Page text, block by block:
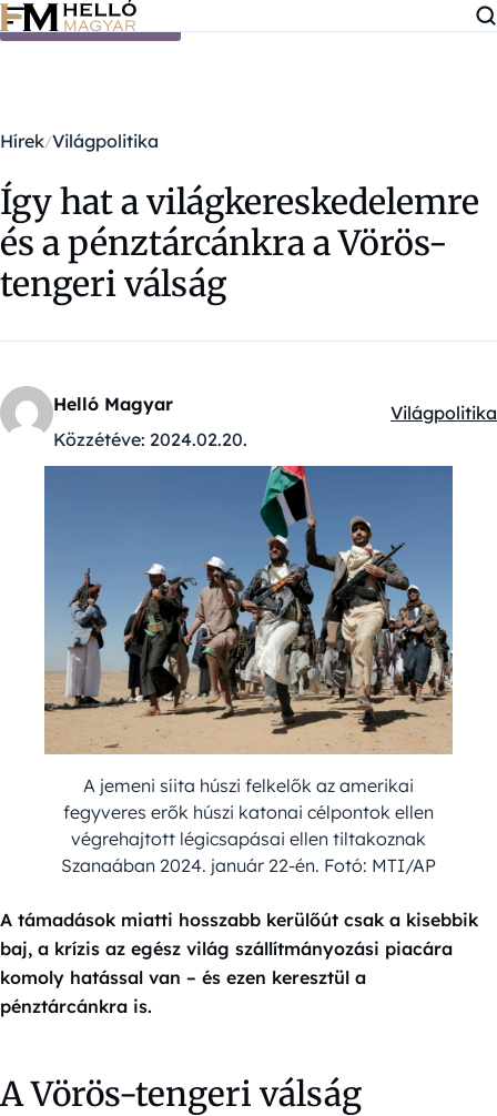
Ugrás a tartalomra
Hírek Világpolitika
Így hat a világkereskedelemre
és a pénztárcánkra a Vörös-
tengeri válság
Helló Magyar
Közzétéve: 2024.02.20.
Kategóriák:
Világpolitika
A jemeni síita húszi felkelők az amerikai
fegyveres erők húszi katonai célpontok ellen
végrehajtott légicsapásai ellen tiltakoznak
Szanaában 2024. január 22-én. Fotó: MTI/AP
A támadások miatti hosszabb kerülőút csak a kisebbik
baj, a krízis az egész világ szállítmányozási piacára
komoly hatással van – és ezen keresztül a
pénztárcánkra is.
A Vörös-tengeri válság